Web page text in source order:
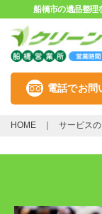
船橋市の遺品整理
電話でお問
HOME サービス